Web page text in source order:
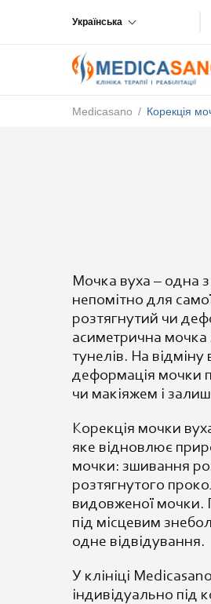
Українська
Medicasano / Корекція
Мочка вуха – одна
непомітно для
розтягнутий чи
асиметрична мочка
тунелів. На відміну
деформація мочки
чи макіяжем і
Корекція мочки
яке відновлює
мочки: зшивання
розтягнутого
видовженої мочки.
під місцевим
одне відвідування.
У клініці
індивідуально під